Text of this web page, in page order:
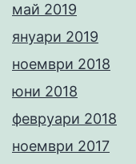
май 2019
януари 2019
ноември 2018
юни 2018
февруари 2018
ноември 2017